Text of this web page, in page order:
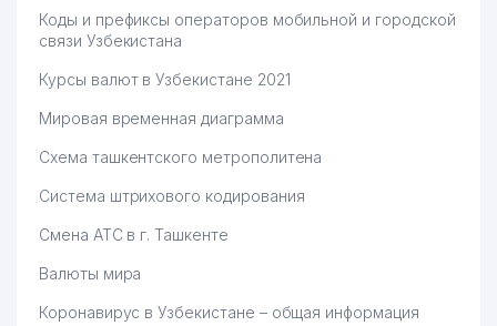
Коды и префиксы операторов мобильной и городской
связи Узбекистана
Курсы валют в Узбекистане 2021
Мировая временная диаграмма
Схема ташкентского метрополитена
Система штрихового кодирования
Смена АТС в г. Ташкенте
Валюты мира
Коронавирус в Узбекистане – общая информация